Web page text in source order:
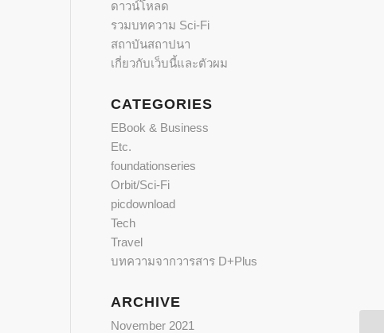
ดาวน์โหลด
รวมบทความ Sci-Fi
สถาบันสถาปนา
เกี่ยวกับเว็บนี้และตัวผม
CATEGORIES
EBook & Business
Etc.
foundationseries
Orbit/Sci-Fi
picdownload
Tech
Travel
บทความจากวารสาร D+Plus
ARCHIVE
November 2021